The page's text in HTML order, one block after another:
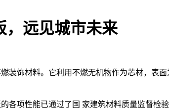
，远见城市未来
装饰材料。它利用不燃无机物作为芯材，表
各项性能已通过了国 家建筑材料质量监督检